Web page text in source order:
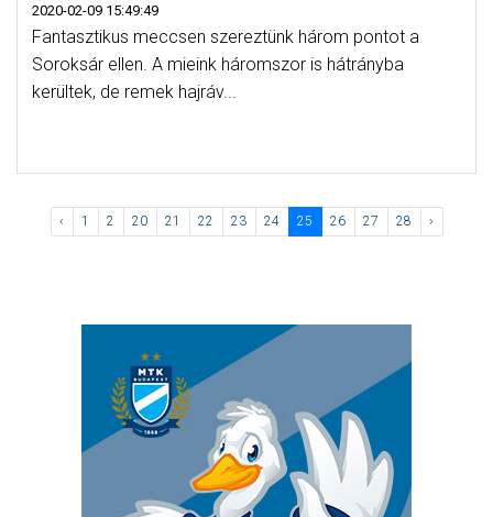
2020-02-09 15:49:49
Fantasztikus meccsen szereztünk három pontot a
Soroksár ellen. A mieink háromszor is hátrányba
kerültek, de remek hajráv...
‹ 1 2 20 21 22 23 24 25 26 27 28 ›